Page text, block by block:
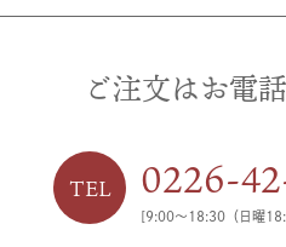
ご注文はお電
TEL 0226-
[9:00〜18:30（日曜